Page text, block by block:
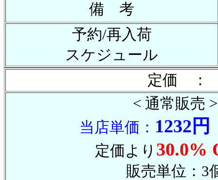
備 考
予約/再入荷
スケジュール
定価 ：
< 通常販売 >
当店単価： 1232円
定価より 30.0%
販売単位：3